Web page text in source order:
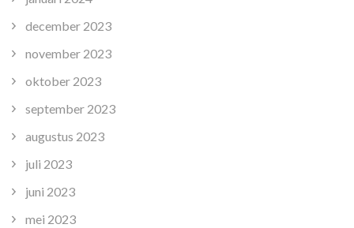
december 2023
november 2023
oktober 2023
september 2023
augustus 2023
juli 2023
juni 2023
mei 2023